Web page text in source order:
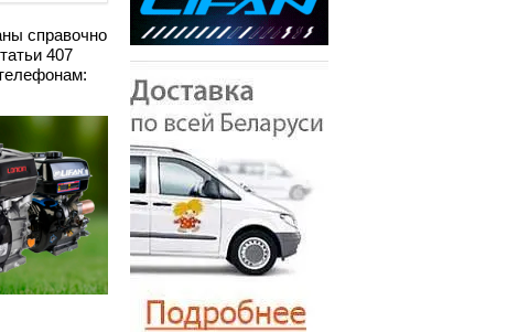
справочно
407